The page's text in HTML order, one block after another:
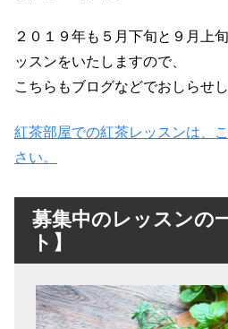
２０１９年も５月下旬と９月上
ッスンをいたしますので、
こちらもブログなどでおしらせし
紅茶部屋での紅茶レッスンは、
さい。
募集中のレッスンの
ト】